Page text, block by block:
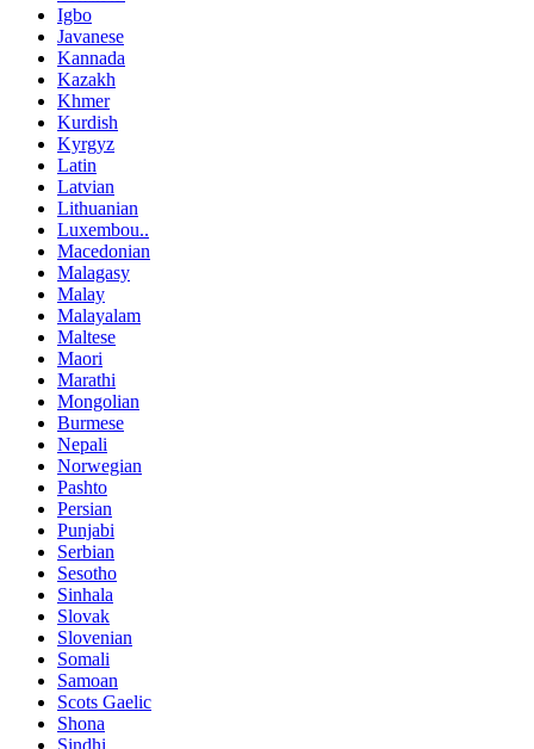
Igbo
Javanese
Kannada
Kazakh
Khmer
Kurdish
Kyrgyz
Latin
Latvian
Lithuanian
Luxembou..
Macedonian
Malagasy
Malay
Malayalam
Maltese
Maori
Marathi
Mongolian
Burmese
Nepali
Norwegian
Pashto
Persian
Punjabi
Serbian
Sesotho
Sinhala
Slovak
Slovenian
Somali
Samoan
Scots Gaelic
Shona